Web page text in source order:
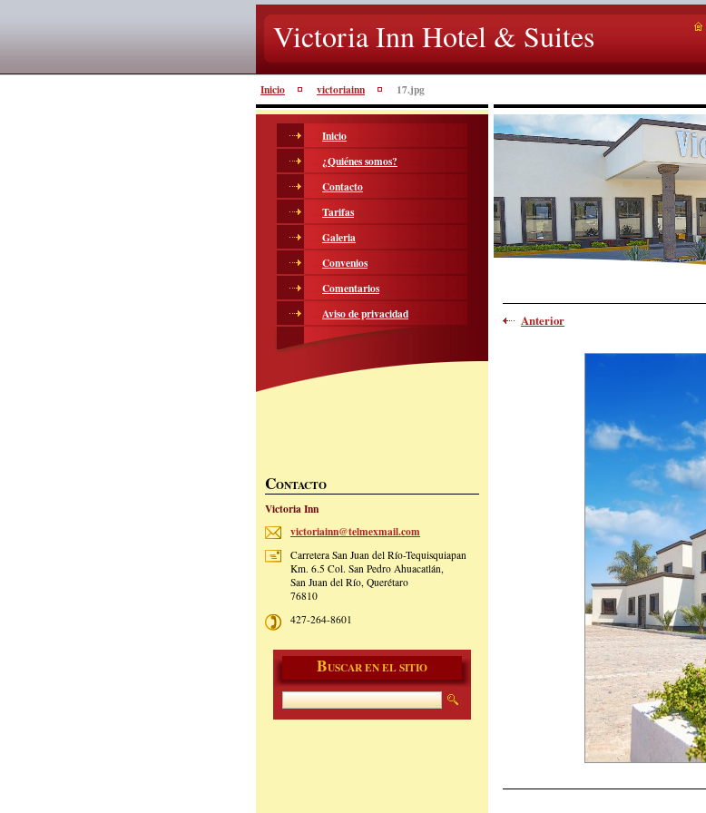
Victoria Inn Hotel & Suites
Inicio victoriainn 17.jpg
Anterior
Inicio
¿Quiénes somos?
Contacto
Tarifas
Galeria
Convenios
Comentarios
Aviso de privacidad
CONTACTO
Victoria Inn
victoriainn@telmexmail.com
Carretera San Juan del Río-Tequisquiapan
Km. 6.5 Col. San Pedro Ahuacatlán,
San Juan del Río, Querétaro
76810
427-264-8601
BUSCAR EN EL SITIO